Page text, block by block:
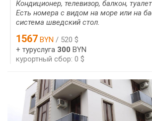
Кондиционер, телевизор, балкон,
Есть номера с видом на море или на
система шведский стол.
1567 BYN / 520 $
+ туруслуга 300 BYN
курортный сбор: 0 $